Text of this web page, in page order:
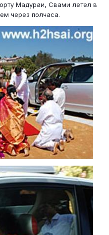
Мадураи, Свами летел в
через полчаса.